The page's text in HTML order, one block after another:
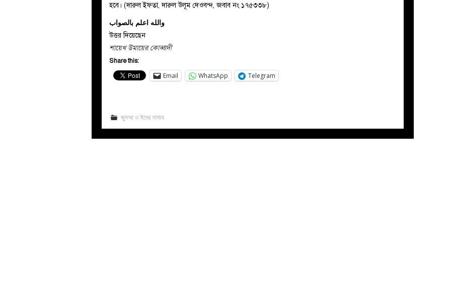
হবে। (দারুল ইফতা, দারুল উলূম দেওবন্দ, জবাব নং ১৭৫৩৩৮)
والله اعلم بالصواب
উত্তর দিয়েছেন
শায়েখ উমায়ের কোব্বাদী
Share this:
Email WhatsApp Telegram
জুমআ ও ঈদের নামায